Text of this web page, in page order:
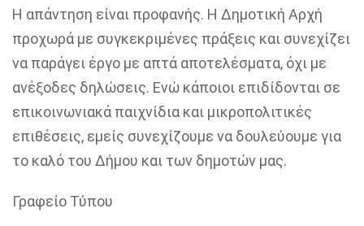
Η απάντηση είναι προφανής. Η Δημοτική Αρχή
προχωρά με συγκεκριμένες πράξεις και συνεχίζει
να παράγει έργο με απτά αποτελέσματα, όχι με
ανέξοδες δηλώσεις. Ενώ κάποιοι επιδίδονται σε
επικοινωνιακά παιχνίδια και μικροπολιτικές
επιθέσεις, εμείς συνεχίζουμε να δουλεύουμε για
το καλό του Δήμου και των δημοτών μας.
Γραφείο Τύπου